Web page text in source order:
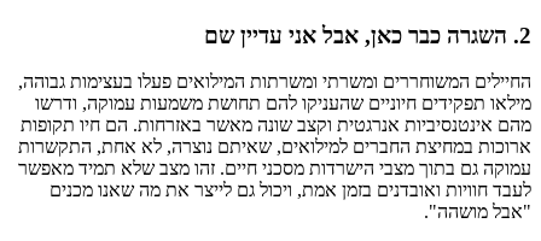
2. השגרה כבר כאן, אבל אני עדיין שם
החיילים המשוחררים ומשרתי ומשרתות המילואים פעלו בעצימות גבוהה,
מילאו תפקידים חיוניים שהעניקו להם תחושת משמעות עמוקה, ודרשו
מהם אינטנסיביות אנרגטית וקצב שונה מאשר באזרחות. הם חיו תקופות
ארוכות במחיצת החברים למילואים, שאיתם נוצרה, לא אחת, התקשרות
עמוקה גם בתוך מצבי הישרדות מסכני חיים. זהו מצב שלא תמיד מאפשר
לעבד חוויות ואובדנים בזמן אמת, ויכול גם לייצר את מה שאנו מכנים
"אבל מושהה".